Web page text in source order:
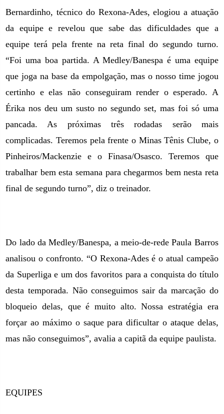
Bernardinho, técnico do Rexona-Ades, elogiou a atuação
da equipe e revelou que sabe das dificuldades que a
equipe terá pela frente na reta final do segundo turno.
“Foi uma boa partida. A Medley/Banespa é uma equipe
que joga na base da empolgação, mas o nosso time jogou
certinho e elas não conseguiram render o esperado. A
Érika nos deu um susto no segundo set, mas foi só uma
pancada. As próximas três rodadas serão mais
complicadas. Teremos pela frente o Minas Tênis Clube, o
Pinheiros/Mackenzie e o Finasa/Osasco. Teremos que
trabalhar bem esta semana para chegarmos bem nesta reta
final de segundo turno”, diz o treinador.
Do lado da Medley/Banespa, a meio-de-rede Paula Barros
analisou o confronto. “O Rexona-Ades é o atual campeão
da Superliga e um dos favoritos para a conquista do título
desta temporada. Não conseguimos sair da marcação do
bloqueio delas, que é muito alto. Nossa estratégia era
forçar ao máximo o saque para dificultar o ataque delas,
mas não conseguimos”, avalia a capitã da equipe paulista.
EQUIPES